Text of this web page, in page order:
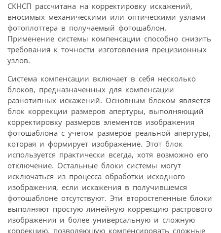
СКНСП рассчитана на корректировку искажений,
вносимых механическими или оптическими узлами
фотоплоттера в получаемый фотошаблон.
Применение системы компенсации способно снизить
требования к точности изготовления прецизионных
узлов.
Система компенсации включает в себя несколько
блоков, предназначенных для компенсации
разнотипных искажений. Основным блоком является
блок коррекции размеров апертуры, выполняющий
корректировку размеров элементов изображения
фотошаблона с учетом размеров реальной апертуры,
которая и формирует изображение. Этот блок
используется практически всегда, хотя возможно его
отключение. Остальные блоки системы могут
исключаться из процесса обработки исходного
изображения, если искажения в получившемся
фотошаблоне отсутствуют. Эти второстепенные блоки
выполняют простую линейную коррекцию растрового
изображения и более универсальную и сложную
коррекцию, позволяющую компенсировать сложные